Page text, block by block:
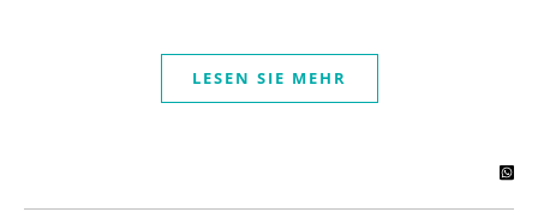
LESEN SIE MEHR